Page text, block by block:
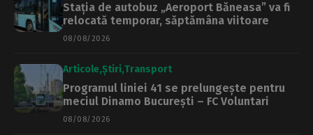
Stația de autobuz „Aeroport Băneasa” va fi
relocată temporar, săptămâna viitoare
08/08/2026
Articole Știri Transport
Programul liniei 41 se prelungește pentru
meciul Dinamo București – FC Voluntari
08/08/2026